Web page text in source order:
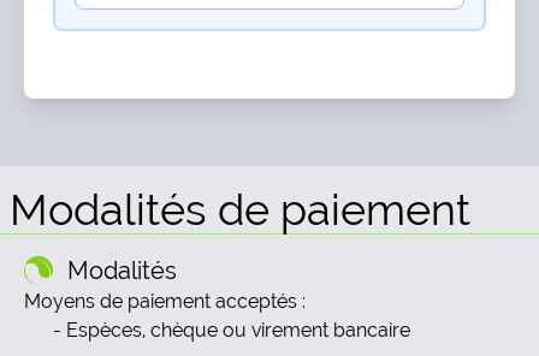
Modalités de paiement
Modalités
Moyens de paiement acceptés :
Espèces, chèque ou virement bancaire